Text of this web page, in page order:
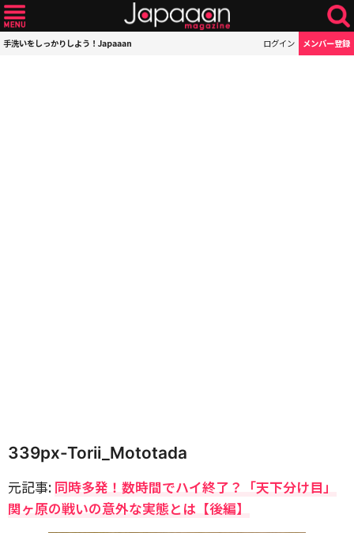
手洗いをしっかりしよう！Japaaan ログイン メンバー登録
339px-Torii_Mototada
元記事: 同時多発！数時間でハイ終了？「天下分け目」
関ヶ原の戦いの意外な実態とは【後編】